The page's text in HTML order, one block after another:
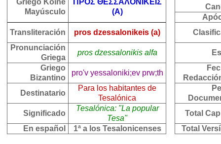
Griego Koiné
Mayúsculo
ΠΡΟΣ ΘΕΣΣΑΛΟΝΙΚΕΙΣ
(Α)
Transliteración
pros dzessalonikeis (a)
Pronunciación
Griega
pros dzessalonikis alfa
Griego
Bizantino
pro'v yessaloniki;ev prw;th
Destinatario
Para los habitantes de
Tesalónica
Significado
Tesalónica: "La popular
Tesa"
Total
En español
1ª a los Tesalonicenses Total